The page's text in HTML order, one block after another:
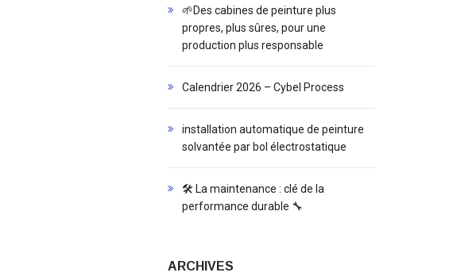
🌱Des cabines de peinture plus
propres, plus sûres, pour une
production plus responsable
Calendrier 2026 – Cybel Process
installation automatique de peinture
solvantée par bol électrostatique
🛠️ La maintenance : clé de la
performance durable 🔧
ARCHIVES